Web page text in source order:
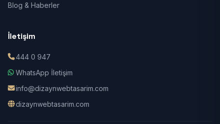
Blog & Haberler
İletişim
444 0 947
WhatsApp İletişim
info@dizaynwebtasarim.com
dizaynwebtasarim.com